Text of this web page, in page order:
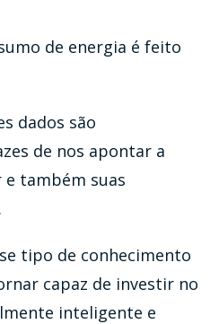
de energia é feito
dados são
de nos apontar a
também suas
tipo de conhecimento
capaz de investir no
inteligente e